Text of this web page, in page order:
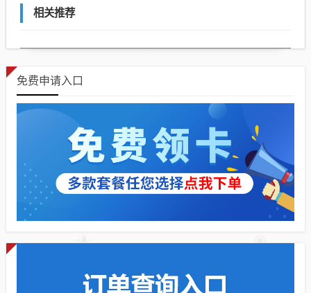
相关推荐
免费申请入口